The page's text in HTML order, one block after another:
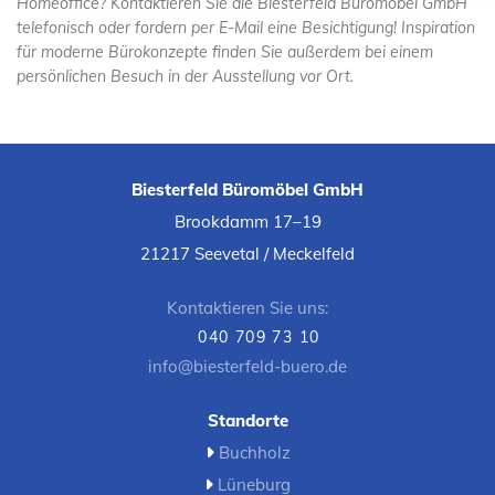
telefonisch oder fordern per E-Mail eine Besichtigung! Inspiration
für moderne Bürokonzepte finden Sie außerdem bei einem
persönlichen Besuch in der Ausstellung vor Ort.
Biesterfeld Büromöbel GmbH
Brookdamm 17–19
21217 Seevetal / Meckelfeld
Kontaktieren Sie uns:
040 709 73 10
info@biesterfeld-buero.de
Standorte
 Buchholz
 Lüneburg